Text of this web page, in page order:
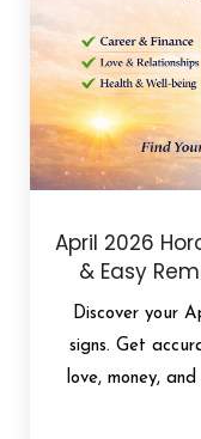
April 2026
& Easy
Discover your
signs. Get
love, money,